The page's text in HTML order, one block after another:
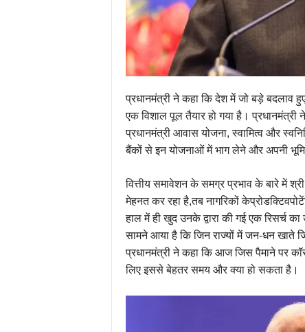
प्रधानमंत्री ने कहा कि देश में जो बड़े बदलाव
एक विशाल पूल तैयार हो गया है। प्रधानमंत्री
प्रधानमंत्री आवास योजना, स्वामित्‍व और
बैंकों से इन योजनाओं में भाग लेने और अपनी
वित्तीय समावेशन के समग्र प्रभाव के बारे में
मेहनत कर रहा है,तब नागरिकों
हाल में ही खुद उनके द्वारा की गई एक रिसर्च
सामने आया है कि जिन राज्यों में जन-धन खाते
प्रधानमंत्री ने कहा कि आज जिस पैमाने पर
लिए इससे बेहतर समय और क्या हो सकता है।